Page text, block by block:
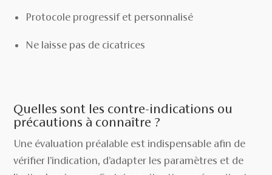
Protocole progressif et personnalisé
Ne laisse pas de cicatrices
Quelles sont les contre-indications ou
précautions à connaître ?
Une évaluation préalable est indispensable afin de
vérifier l’indication, d’adapter les paramètres et de